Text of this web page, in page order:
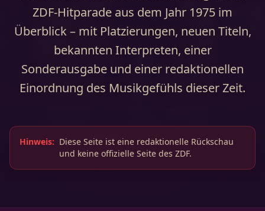
ZDF-Hitparade aus dem Jahr 1975 im
Überblick – mit Platzierungen, neuen Titeln,
bekannten Interpreten, einer
Sonderausgabe und einer redaktionellen
Einordnung des Musikgefühls dieser Zeit.
Hinweis: Diese Seite ist eine redaktionelle Rückschau
und keine offizielle Seite des ZDF.